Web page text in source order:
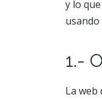
y lo
usando
1.-
La web